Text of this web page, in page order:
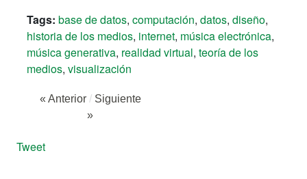
Tags: base de datos, computación, datos, diseño,
historia de los medios, internet, música electrónica,
música generativa, realidad virtual, teoría de los
medios, visualización
« Anterior / Siguiente
»
Tweet